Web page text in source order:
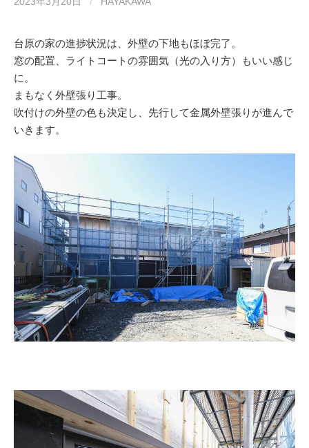
台原の家の進捗状況は、外壁の下地もほぼ完了。
窓の配置、ライトコートの雰囲気（光の入り方）もいい感じ
に。
まもなく外壁張り工事。
吹付けの外壁の色も決定し、先行して金属外壁張りが進んで
いきます。